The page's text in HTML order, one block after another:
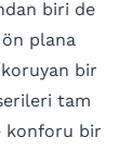
biri de
plana
koruyan bir
tam
konforu bir